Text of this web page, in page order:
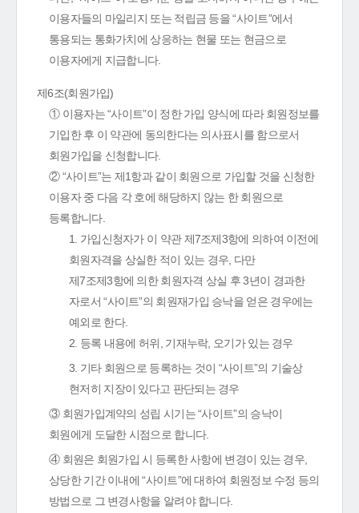
이용자들의 마일리지 또는 적립금 등을 “사이트”에서
통용되는 통화가치에 상응하는 현물 또는 현금으로
이용자에게 지급합니다.
제6조(회원가입)
① 이용자는 “사이트”이 정한 가입 양식에 따라 회원정보를
기입한 후 이 약관에 동의한다는 의사표시를 함으로서
회원가입을 신청합니다.
② “사이트”는 제1항과 같이 회원으로 가입할 것을 신청한
이용자 중 다음 각 호에 해당하지 않는 한 회원으로
등록합니다.
1. 가입신청자가 이 약관 제7조제3항에 의하여 이전에
회원자격을 상실한 적이 있는 경우, 다만
제7조제3항에 의한 회원자격 상실 후 3년이 경과한
자로서 “사이트”의 회원재가입 승낙을 얻은 경우에는
예외로 한다.
2. 등록 내용에 허위, 기재누락, 오기가 있는 경우
3. 기타 회원으로 등록하는 것이 “사이트”의 기술상
현저히 지장이 있다고 판단되는 경우
③ 회원가입계약의 성립 시기는 “사이트”의 승낙이
회원에게 도달한 시점으로 합니다.
④ 회원은 회원가입 시 등록한 사항에 변경이 있는 경우,
상당한 기간 이내에 “사이트”에 대하여 회원정보 수정 등의
방법으로 그 변경사항을 알려야 합니다.